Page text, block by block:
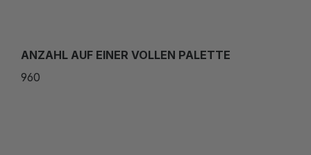
ANZAHL AUF EINER VOLLEN PALETTE
960